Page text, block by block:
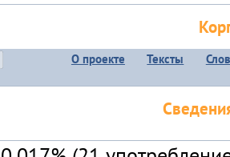
О проекте Тексты